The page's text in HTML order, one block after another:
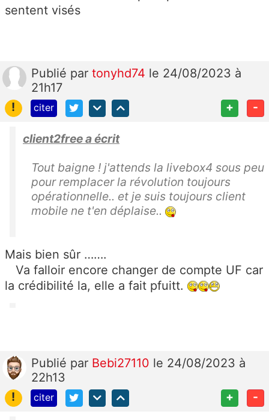
sentent visés
Publié par tonyhd74 le 24/08/2023 à
21h17
!
citer + -
client2free a écrit
Tout baigne ! j'attends la livebox4 sous peu
pour remplacer la révolution toujours
opérationnelle.. et je suis toujours client
mobile ne t'en déplaise..
Mais bien sûr …….
Va falloir encore changer de compte UF car
la crédibilité la, elle a fait pfuitt.
Publié par Bebi27110 le 24/08/2023 à
22h13
!
citer + -